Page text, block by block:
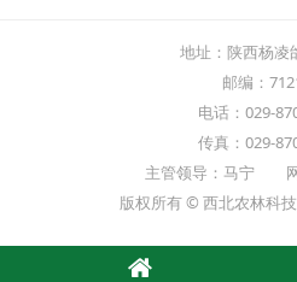
地址：陕西杨凌
邮编：
电话：029-
传真：029-
主管领导：马宁 网
版权所有 © 西北农林科